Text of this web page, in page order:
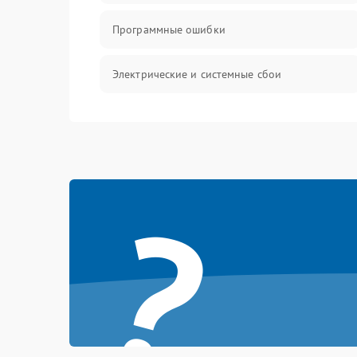
Программные ошибки
Электрические и системные сбои
Система охлаждения
?